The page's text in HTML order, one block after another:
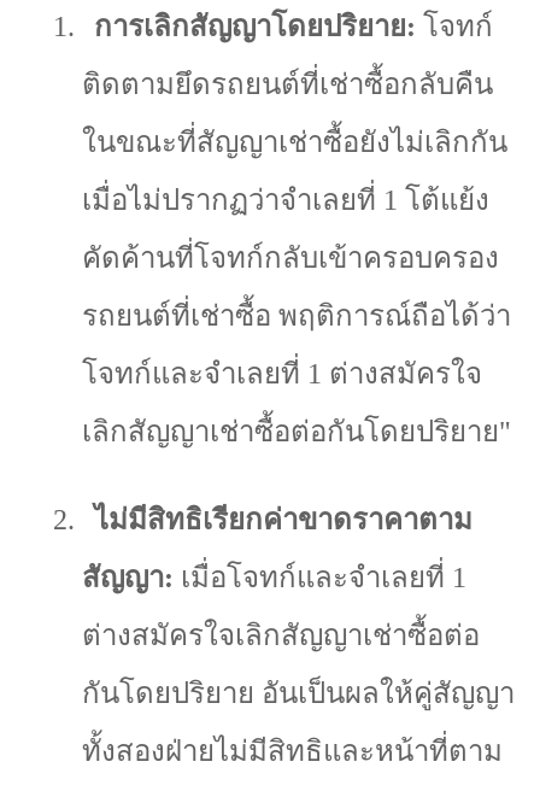
1. การเลิกสัญญาโดยปริยาย: โจทก์
ติดตามยึดรถยนต์ที่เช่าซื้อกลับคืน
ในขณะที่สัญญาเช่าซื้อยังไม่เลิกกัน
เมื่อไม่ปรากฏว่าจำเลยที่ 1 โต้แย้ง
คัดค้านที่โจทก์กลับเข้าครอบครอง
รถยนต์ที่เช่าซื้อ พฤติการณ์ถือได้ว่า
โจทก์และจำเลยที่ 1 ต่างสมัครใจ
เลิกสัญญาเช่าซื้อต่อกันโดยปริยาย"
2.
ไม่มีสิทธิเรียกค่าขาดราคาตาม
สัญญา: เมื่อโจทก์และจำเลยที่ 1
ต่างสมัครใจเลิกสัญญาเช่าซื้อต่อ
กันโดยปริยาย อันเป็นผลให้คู่สัญญา
ทั้งสองฝ่ายไม่มีสิทธิและหน้าที่ตาม